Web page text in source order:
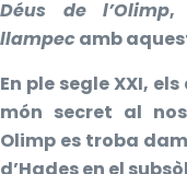
Déus de l’Olimp,
llampecamb
En ple segle XXI,
món secret al
Olimp es troba
d’Hades en el